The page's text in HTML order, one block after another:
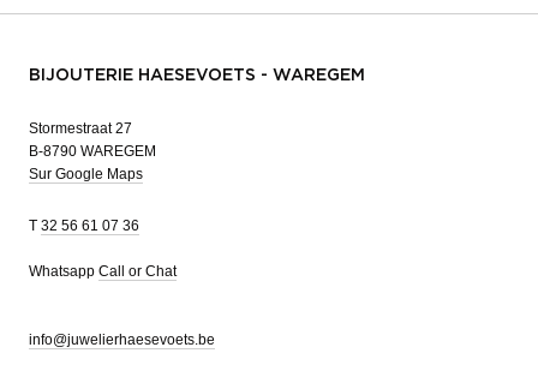
BIJOUTERIE HAESEVOETS - WAREGEM
Stormestraat 27
B-8790 WAREGEM
Sur Google Maps
T 32 56 61 07 36
Whatsapp Call or Chat
info@juwelierhaesevoets.be